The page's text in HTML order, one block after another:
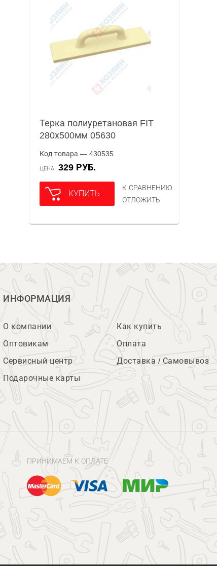
Терка полиуретановая FIT
280х500мм 05630
Код товара — 430535
ЦЕНА 329 РУБ.
КУПИТЬ
К СРАВНЕНИЮ
ОТЛОЖИТЬ
ИНФОРМАЦИЯ
О компании
Оптовикам
Сервисный центр
Подарочные карты
Как купить
Оплата
Доставка / Самовывоз
ПРИНИМАЕМ К ОПЛАТЕ